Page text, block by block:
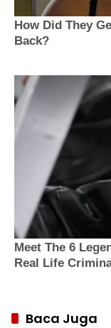
Baca Juga